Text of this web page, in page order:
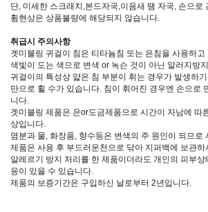
단, 미세한 스크래치,본드자국,이음새 땜 자국, 손으로
휨현상은 상품불량에 해당되지 않습니다.
취급시 주의사항
겟미블링 귀걸이 침은 티타늄침 또는 은침을 사용하
색빛이 도는 색으로 변색 or 녹슨 것이 아닌 알러지방
귀걸이의 특성상 얇은 침 부분이 휘는 경우가 발생하
만으로 휠 수가 있습니다. 침이 휘어진 경우엔 손으로
니다.
겟미블링 제품은 은or도금제품으로 시간이 자남에 따
상입니다.
염분과 물, 화장품, 향수등은 변색의 주 원인이 되므로
제품은 사용 후 부드러운천으로 닦아 지퍼백에 보관하
알레르기 방지 처리를 한 제품이더라도 개인의 피부
응이 있을 수 있습니다.
제품의 보증기간은 구입하신 날로부터 2년입니다.